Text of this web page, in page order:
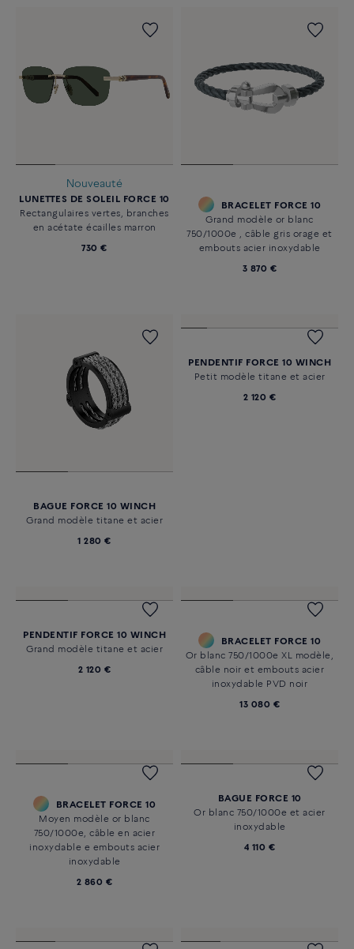
Nouveauté
LUNETTES DE SOLEIL FORCE 10
Rectangulaires vertes, branches
en acétate écailles marron
730 €
BRACELET FORCE 10
Grand modèle or blanc
750/1000e , câble gris orage et
embouts acier inoxydable
3 870 €
BAGUE FORCE 10 WINCH
Grand modèle titane et acier
1 280 €
PENDENTIF FORCE 10 WINCH
2 120 €
Or blanc 750/1000e XL modèle,
câble noir et embouts acier
inoxydable PVD noir
13 080 €